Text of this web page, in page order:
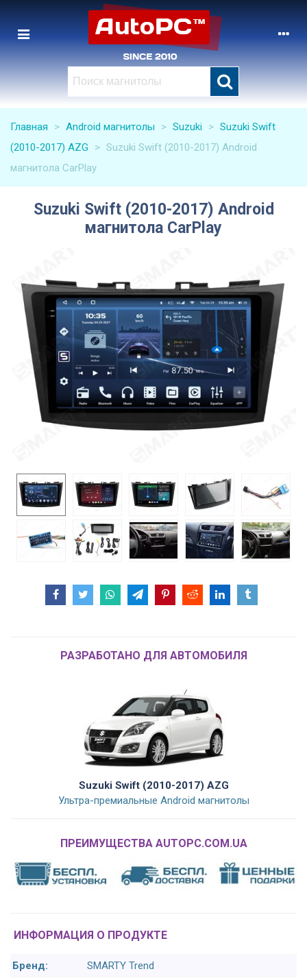
Главная > Android магнитолы > Suzuki > Suzuki Swift
(2010-2017) AZG
> Suzuki Swift (2010-2017) Android
магнитола CarPlay
Suzuki Swift (2010-2017) Android
магнитола CarPlay
РАЗРАБОТАНО ДЛЯ АВТОМОБИЛЯ
Suzuki Swift (2010-2017) AZG
Ультра-премиальные Android магнитолы
ПРЕИМУЩЕСТВА AUTOPC.COM.UA
ИНФОРМАЦИЯ О ПРОДУКТЕ
Бренд:
SMARTY Trend